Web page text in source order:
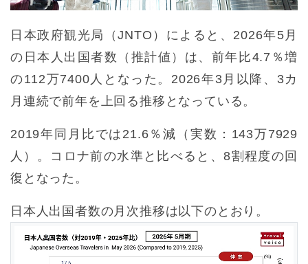
日本政府観光局（JNTO）によると、2026年5月
の日本人出国者数（推計値）は、前年比4.7％増
の112万7400人となった。2026年3月以降、3カ
月連続で前年を上回る推移となっている。
2019年同月比では21.6％減（実数：143万7929
人）。コロナ前の水準と比べると、8割程度の回
復となった。
日本人出国者数の月次推移は以下のとおり。